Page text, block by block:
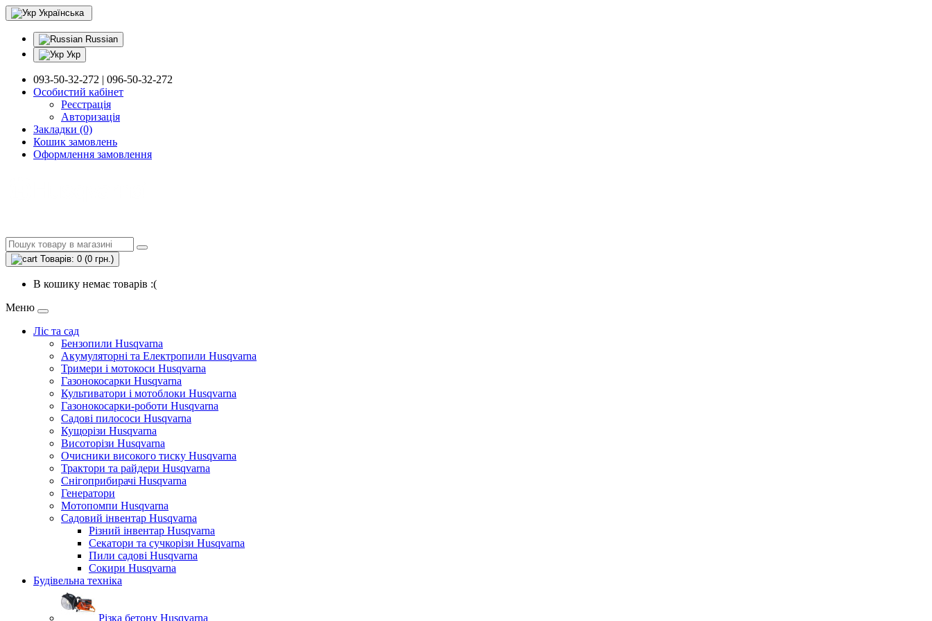
Українська
Russian
Укр
093-50-32-272 | 096-50-32-272
Особистий кабінет
Реєстрація
Авторизація
Закладки (0)
Кошик замовлень
Оформлення замовлення
Товарів: 0 (0 грн.)
В кошику немає товарів :(
Меню
Ліс та сад
Бензопили Husqvarna
Акумуляторні та Електропили Husqvarna
Тримери і мотокоси Husqvarna
Газонокосарки Husqvarna
Культиватори і мотоблоки Husqvarna
Газонокосарки-роботи Husqvarna
Садові пилососи Husqvarna
Кущорізи Husqvarna
Висоторізи Husqvarna
Очисники високого тиску Husqvarna
Трактори та райдери Husqvarna
Снігоприбирачі Husqvarna
Генератори
Мотопомпи Husqvarna
Садовий інвентар Husqvarna
Різний інвентар Husqvarna
Секатори та сучкорізи Husqvarna
Пили садові Husqvarna
Сокири Husqvarna
Будівельна техніка
Різка бетону Husqvarna